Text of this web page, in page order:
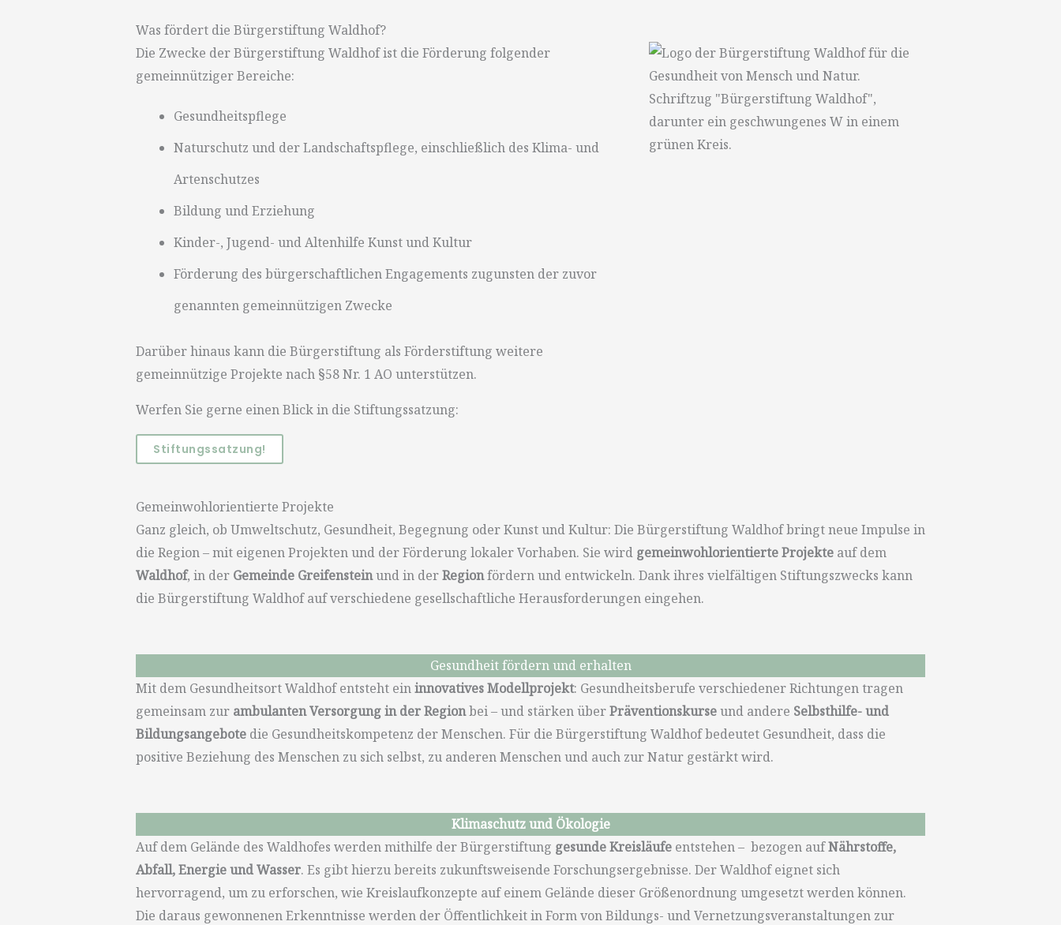
Was fördert die Bürgerstiftung Waldhof?
Die Zwecke der Bürgerstiftung Waldhof ist die Förderung folgender
gemeinnütziger Bereiche:
Gesundheitspflege
Naturschutz und der Landschaftspflege, einschließlich des Klima- und
Artenschutzes
Bildung und Erziehung
Kinder-, Jugend- und Altenhilfe Kunst und Kultur
Förderung des bürgerschaftlichen Engagements zugunsten der zuvor
genannten gemeinnützigen Zwecke
Darüber hinaus kann die Bürgerstiftung als Förderstiftung weitere
gemeinnützige Projekte nach §58 Nr. 1 AO unterstützen.
Werfen Sie gerne einen Blick in die Stiftungssatzung:
Stiftungssatzung!
Gemeinwohlorientierte Projekte
Ganz gleich, ob Umweltschutz, Gesundheit, Begegnung oder Kunst und Kultur: Die Bürgerstiftung Waldhof bringt neue Impulse in
die Region – mit eigenen Projekten und der Förderung lokaler Vorhaben. Sie wird gemeinwohlorientierte Projekte auf dem
Waldhof, in der Gemeinde Greifensteinund in derRegionfördern und entwickeln. Dank ihres vielfältigen Stiftungszwecks kann
die Bürgerstiftung Waldhof auf verschiedene gesellschaftliche Herausforderungen eingehen.
Gesundheit fördern und erhalten
Mit dem Gesundheitsort Waldhof entsteht eininnovatives Modellprojekt: Gesundheitsberufe verschiedener Richtungen tragen
gemeinsam zur ambulanten Versorgung in der Regionbei – und stärken überPräventionskurseund andere Selbsthilfe- und
Bildungsangebote die Gesundheitskompetenz der Menschen. Für die Bürgerstiftung Waldhof bedeutet Gesundheit, dass die
positive Beziehung des Menschen zu sich selbst, zu anderen Menschen und auch zur Natur gestärkt wird.
Klimaschutz und Ökologie
Auf dem Gelände des Waldhofes werden mithilfe der Bürgerstiftung gesunde Kreisläufe entstehen – bezogen aufNährstoffe,
Abfall, Energie und Wasser. Es gibt hierzu bereits zukunftsweisende Forschungsergebnisse. Der Waldhof eignet sich
hervorragend, um zu erforschen, wie Kreislaufkonzepte auf einem Gelände dieser Größenordnung umgesetzt werden können.
Die daraus gewonnenen Erkenntnisse werden der Öffentlichkeit in Form von Bildungs- und Vernetzungsveranstaltungen zur